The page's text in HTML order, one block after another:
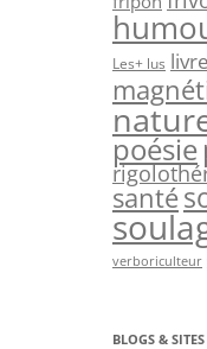
Les+ lus
poésie
santé
verboriculteur
BLOGS &